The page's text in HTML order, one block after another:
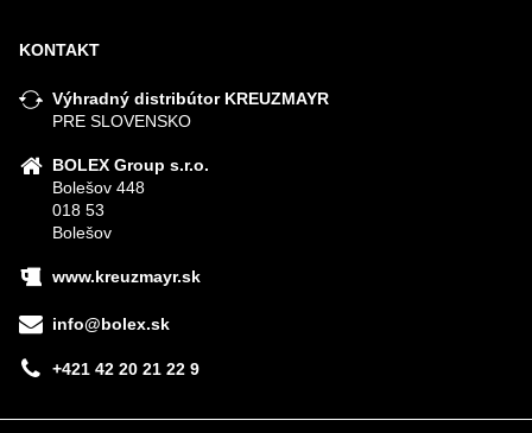
KONTAKT
Výhradný distribútor KREUZMAYR
PRE SLOVENSKO
BOLEX Group s.r.o.
Bolešov 448
018 53
Bolešov
www.kreuzmayr.sk
info@bolex.sk
+421 42 20 21 22 9